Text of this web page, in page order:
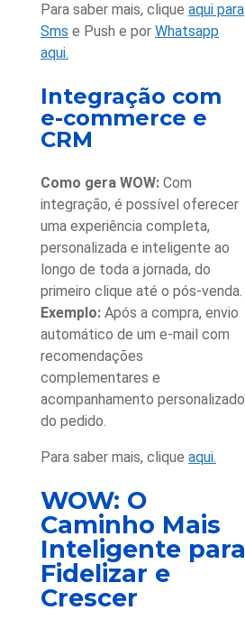
Para saber mais, clique aqui para
Sms e Push e por Whatsapp
aqui.
Integração com
e-commerce e
CRM
Como gera WOW: Com
integração, é possível oferecer
uma experiência completa,
personalizada e inteligente ao
longo de toda a jornada, do
primeiro clique até o pós-venda.
Exemplo: Após a compra, envio
automático de um e-mail com
recomendações
complementares e
acompanhamento personalizado
do pedido.
Para saber mais, clique aqui.
WOW: O
Caminho Mais
Inteligente para
Fidelizar e
Crescer